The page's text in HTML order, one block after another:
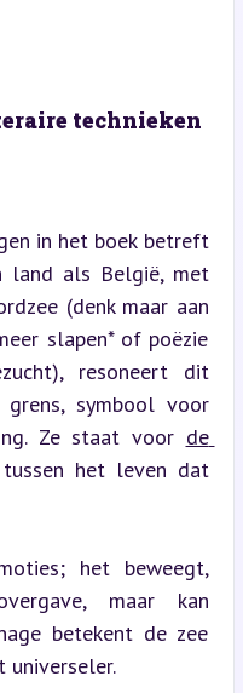
technieken
in het boek betreft
land als België, met
(denk maar aan
slapen* of poëzie
resoneert dit
symbool voor
Ze staat voor de
het leven dat
het beweegt,
maar kan
betekent de zee
universeler.